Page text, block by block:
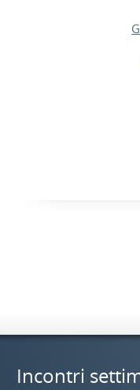
Incontri